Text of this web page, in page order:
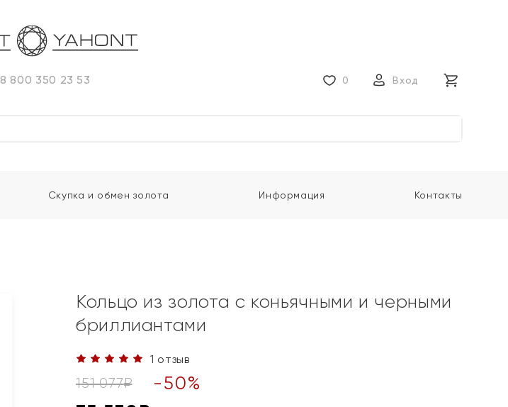
8 800 350 23 53 0 Вход
Скупка и обмен золота Информация Контакты
Кольцо из золота с коньячными и черными
бриллиантами
1 отзыв
151 077₽ -50%